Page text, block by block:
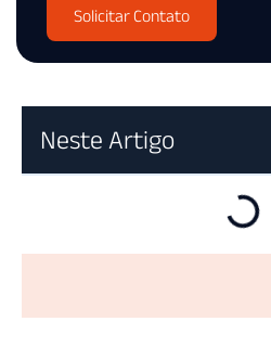
Solicitar Contato
Neste Artigo